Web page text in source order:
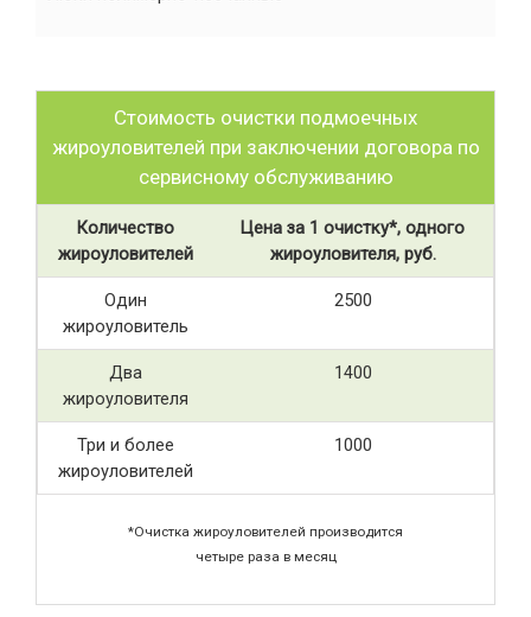
Стоимость очистки подмоечных
жироуловителей при заключении договора по
сервисному обслуживанию
Количество
жироуловителей
Цена за 1 очистку*, одного
жироуловителя, руб.
Один
жироуловитель
2500
Два
жироуловителя
1400
Три и более
жироуловителей
1000
*Очистка жироуловителей производится
четыре раза в месяц